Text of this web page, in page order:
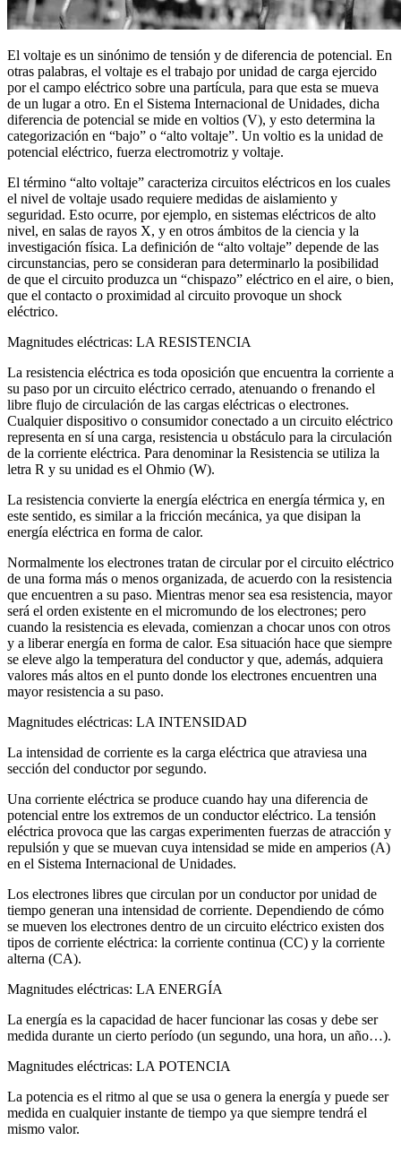
El voltaje es un sinónimo de tensión y de diferencia de potencial. En
otras palabras, el voltaje es el trabajo por unidad de carga ejercido
por el campo eléctrico sobre una partícula, para que esta se mueva
de un lugar a otro. En el Sistema Internacional de Unidades, dicha
diferencia de potencial se mide en voltios (V), y esto determina la
categorización en “bajo” o “alto voltaje”. Un voltio es la unidad de
potencial eléctrico, fuerza electromotriz y voltaje.
El término “alto voltaje” caracteriza circuitos eléctricos en los cuales
el nivel de voltaje usado requiere medidas de aislamiento y
seguridad. Esto ocurre, por ejemplo, en sistemas eléctricos de alto
nivel, en salas de rayos X, y en otros ámbitos de la ciencia y la
investigación física. La definición de “alto voltaje” depende de las
circunstancias, pero se consideran para determinarlo la posibilidad
de que el circuito produzca un “chispazo” eléctrico en el aire, o bien,
que el contacto o proximidad al circuito provoque un shock
eléctrico.
Magnitudes eléctricas: LA RESISTENCIA
La resistencia eléctrica es toda oposición que encuentra la corriente a
su paso por un circuito eléctrico cerrado, atenuando o frenando el
libre flujo de circulación de las cargas eléctricas o electrones.
Cualquier dispositivo o consumidor conectado a un circuito eléctrico
representa en sí una carga, resistencia u obstáculo para la circulación
de la corriente eléctrica. Para denominar la Resistencia se utiliza la
letra R y su unidad es el Ohmio (W).
La resistencia convierte la energía eléctrica en energía térmica y, en
este sentido, es similar a la fricción mecánica, ya que disipan la
energía eléctrica en forma de calor.
Normalmente los electrones tratan de circular por el circuito eléctrico
de una forma más o menos organizada, de acuerdo con la resistencia
que encuentren a su paso. Mientras menor sea esa resistencia, mayor
será el orden existente en el micromundo de los electrones; pero
cuando la resistencia es elevada, comienzan a chocar unos con otros
y a liberar energía en forma de calor. Esa situación hace que siempre
se eleve algo la temperatura del conductor y que, además, adquiera
valores más altos en el punto donde los electrones encuentren una
mayor resistencia a su paso.
Magnitudes eléctricas: LA INTENSIDAD
La intensidad de corriente es la carga eléctrica que atraviesa una
sección del conductor por segundo.
Una corriente eléctrica se produce cuando hay una diferencia de
potencial entre los extremos de un conductor eléctrico. La tensión
eléctrica provoca que las cargas experimenten fuerzas de atracción y
repulsión y que se muevan cuya intensidad se mide en amperios (A)
en el Sistema Internacional de Unidades.
Los electrones libres que circulan por un conductor por unidad de
tiempo generan una intensidad de corriente. Dependiendo de cómo
se mueven los electrones dentro de un circuito eléctrico existen dos
tipos de corriente eléctrica: la corriente continua (CC) y la corriente
alterna (CA).
Magnitudes eléctricas: LA ENERGÍA
La energía es la capacidad de hacer funcionar las cosas y debe ser
medida durante un cierto período (un segundo, una hora, un año…).
Magnitudes eléctricas: LA POTENCIA
La potencia es el ritmo al que se usa o genera la energía y puede ser
medida en cualquier instante de tiempo ya que siempre tendrá el
mismo valor.